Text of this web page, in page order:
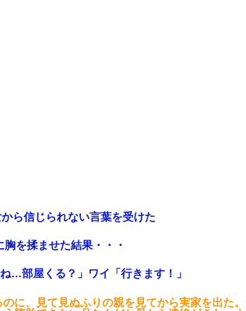
ら信じられない言葉を受けた
を揉ませた結果・・・
…部屋くる？」ワイ「行きます！」
に、見て見ぬふりの親を見てから実家を出た